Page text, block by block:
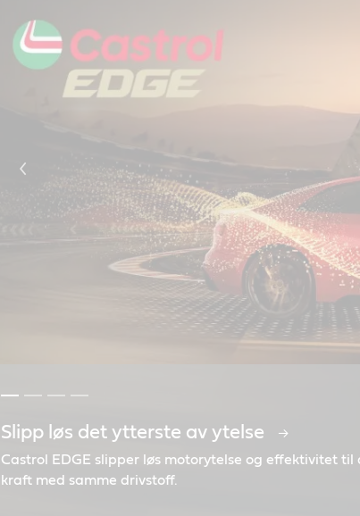
Slipp løs det ytterste av ytelse
Castrol EDGE slipper løs motorytelse og effektivitet til
kraft med samme drivstoff.
Liquid engineering for alle motorer
GTX - Bidrar til å forlenge motorens
Finn riktig olje